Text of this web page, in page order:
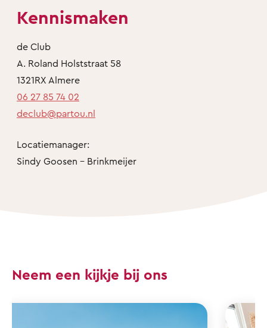
Kennismaken
de Club
A. Roland Holststraat 58
1321RX Almere
06 27 85 74 02
declub@partou.nl
Locatiemanager:
Sindy Goosen - Brinkmeijer
Neem een kijkje bij ons